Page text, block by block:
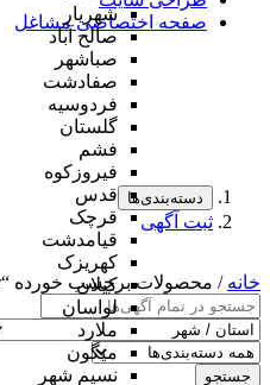
شهریار
صالح آباد
صباشهر
صفادشت
فردوسیه
گلستان
فشم
فیروزکوه
قدس
قرچک
قیامدشت
کهریزک
کیلان
لواسان
ملارد
میگون
نسیم شهر
صفحه اختصاصی مشاغل
دسته‌بندی‌ها
ثبت آگهی
خانه / محصولات برچسب خورده “COSRX Peptide Booster”
جستجو